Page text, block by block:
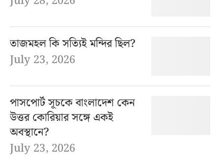
তাজমহল কি সত্যিই মন্দির ছিল?
July 23, 2026
পাসপোর্ট সূচকে বাংলাদেশ কেন
উত্তর কোরিয়ার সঙ্গে একই
অবস্থানে?
July 23, 2026